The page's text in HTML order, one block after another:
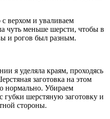
верхом и уваливаем
чуть меньше шерсти, чтобы в
и рогов был разным.
я уделяла краям, проходясь
заготовка на этом
нормально. Убираем
губки шерстяную заготовку и
стороны.